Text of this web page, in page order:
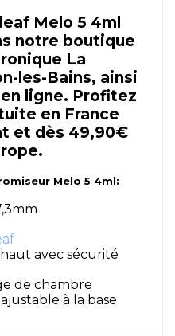
Melo 5 4ml
notre boutique
La
les-Bains, ainsi
ligne. Profitez
en France
et dès 49,90€
Melo 5 4ml:
avec sécurité
de chambre
à la base